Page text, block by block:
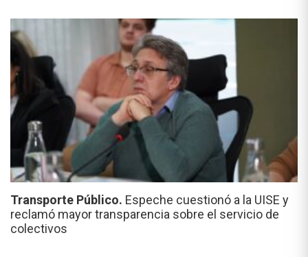
Transporte Público. Espeche cuestionó a la UISE y
reclamó mayor transparencia sobre el servicio de
colectivos